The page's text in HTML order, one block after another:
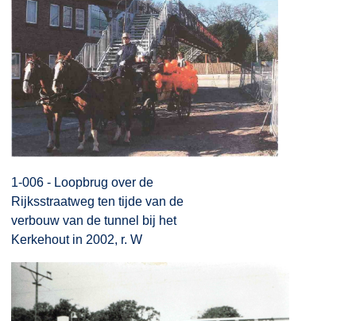
1-006 - Loopbrug over de
Rijksstraatweg ten tijde van de
verbouw van de tunnel bij het
Kerkehout in 2002, r. W